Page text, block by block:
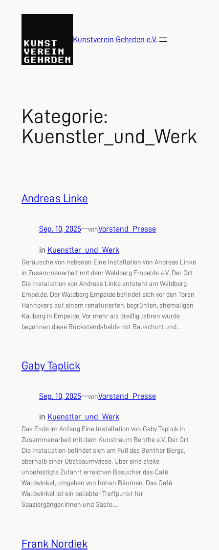
Kunstverein Gehrden e.V.
Kategorie:
Kuenstler_und_Werk
Andreas Linke
Sep. 10, 2025—vonVorstand_Presse
in Kuenstler_und_Werk
Geräusche von nebenan Eine Installation von Andreas Linke
in Zusammenarbeit mit dem Waldberg Empelde e.V. Der Ort
Die Installation von Andreas Linke entsteht am Waldberg
Empelde. Der Waldberg Empelde befindet sich vor den Toren
Hannovers auf einem renaturierten, begrünten, ehemaligen
Kaliberg in Empelde. Vor mehr als dreißig Jahren wurde
begonnen diese Rückstandshalde mit Bauschutt und…
Gaby Taplick
Sep. 10, 2025—vonVorstand_Presse
in Kuenstler_und_Werk
Das Ende im Anfang Eine Installation von Gaby Taplick in
Zusammenarbeit mit dem Kunstraum Benthe e.V. Der Ort
Die Installation befindet sich am Fuß des Benther Bergs,
oberhalb einer Obstbaumwiese. Über eine steile
unbefestigte Zufahrt erreichen Besucher das Café
Waldwinkel, umgeben von hohen Bäumen. Das Café
Waldwinkel ist ein beliebter Treffpunkt für
Spaziergänger:innen und Gäste.…
Frank Nordiek